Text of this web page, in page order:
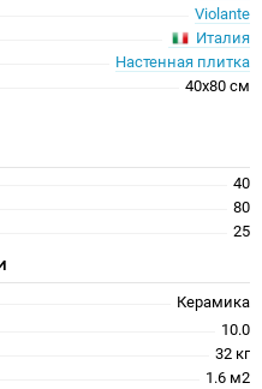
Violante
Италия
Настенная плитка
40x80 см
40
80
25
Керамика
10.0
32 кг
1.6 м2